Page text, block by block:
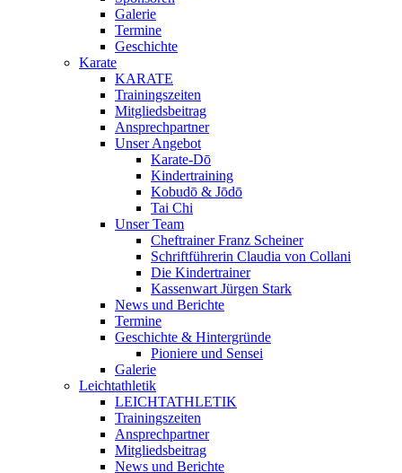
Galerie
Termine
Geschichte
Karate
KARATE
Trainingszeiten
Mitgliedsbeitrag
Ansprechpartner
Unser Angebot
Karate-Dō
Kindertraining
Kobudō & Jōdō
Tai Chi
Unser Team
Cheftrainer Franz Scheiner
Schriftführerin Claudia von Collani
Die Kindertrainer
Kassenwart Jürgen Stark
News und Berichte
Termine
Geschichte & Hintergründe
Pioniere und Sensei
Galerie
Leichtathletik
LEICHTATHLETIK
Trainingszeiten
Ansprechpartner
Mitgliedsbeitrag
News und Berichte